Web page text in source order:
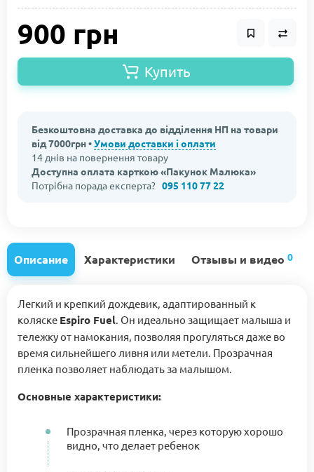
900 грн
Купить
Безкоштовна доставка до відділення НП на товари
від 7000грн •Умови доставки і оплати
14 днів на повернення товару
Доступна оплата карткою «Пакунок Малюка»
Потрібна порада експерта? 095 110 77 22
Описание Характеристики Отзывы и видео 0
Легкий и крепкий дождевик, адаптированный к
коляске Espiro Fuel. Он идеально защищает малыша и
тележку от намокания, позволяя прогуляться даже во
время сильнейшего ливня или метели. Прозрачная
пленка позволяет наблюдать за малышом.
Основные характеристики:
Прозрачная пленка, через которую хорошо
видно, что делает ребенок